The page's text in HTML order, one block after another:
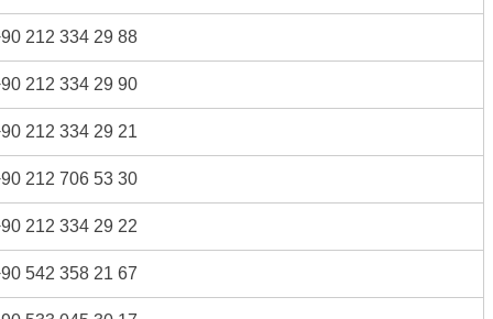
212 334 29 88
212 334 29 90
212 334 29 21
212 706 53 30
212 334 29 22
542 358 21 67